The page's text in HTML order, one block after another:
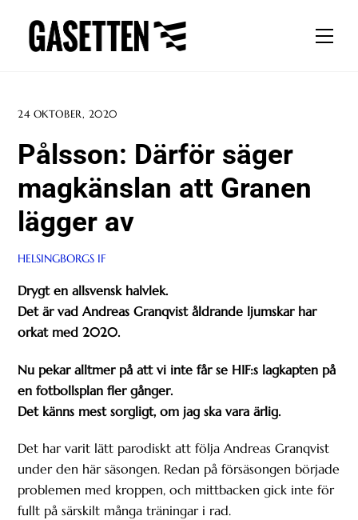
content
24 OKTOBER, 2020
Pålsson: Därför säger
magkänslan att Granen
lägger av
HELSINGBORGS IF
Drygt en allsvensk halvlek.
Det är vad Andreas Granqvist åldrande ljumskar har
orkat med 2020.
Nu pekar alltmer på att vi inte får se HIF:s lagkapten på
en fotbollsplan fler gånger.
Det känns mest sorgligt, om jag ska vara ärlig.
Det har varit lätt parodiskt att följa Andreas Granqvist
under den här säsongen. Redan på försäsongen började
problemen med kroppen, och mittbacken gick inte för
fullt på särskilt många träningar i rad.